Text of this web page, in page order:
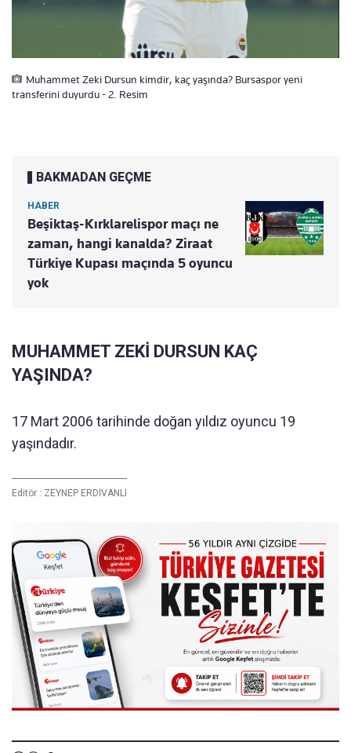
Muhammet Zeki Dursun kimdir, kaç yaşında? Bursaspor yeni
transferini duyurdu - 2. Resim
BAKMADAN GEÇME
HABER
Beşiktaş-Kırklarelispor maçı ne
zaman, hangi kanalda? Ziraat
Türkiye Kupası maçında 5 oyuncu
yok
MUHAMMET ZEKİ DURSUN KAÇ
YAŞINDA?
17 Mart 2006 tarihinde doğan yıldız oyuncu 19
yaşındadır.
Editör : ZEYNEP ERDİVANLI